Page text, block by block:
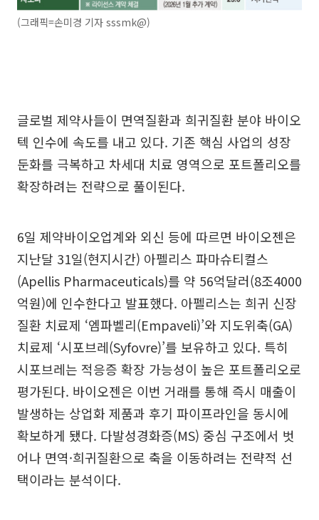
(그래픽=손미경 기자 sssmk@)
글로벌 제약사들이 면역질환과 희귀질환 분야 바이오
텍 인수에 속도를 내고 있다. 기존 핵심 사업의 성장
둔화를 극복하고 차세대 치료 영역으로 포트폴리오를
확장하려는 전략으로 풀이된다.
6일 제약바이오업계와 외신 등에 따르면 바이오젠은
지난달 31일(현지시간) 아펠리스 파마슈티컬스
(Apellis Pharmaceuticals)를 약 56억달러(8조4000
억원)에 인수한다고 발표했다. 아펠리스는 희귀 신장
질환 치료제 ‘엠파벨리(Empaveli)’와 지도위축(GA)
치료제 ‘시포브레(Syfovre)’를 보유하고 있다. 특히
시포브레는 적응증 확장 가능성이 높은 포트폴리오로
평가된다. 바이오젠은 이번 거래를 통해 즉시 매출이
발생하는 상업화 제품과 후기 파이프라인을 동시에
확보하게 됐다. 다발성경화증(MS) 중심 구조에서 벗
어나 면역·희귀질환으로 축을 이동하려는 전략적 선
택이라는 분석이다.